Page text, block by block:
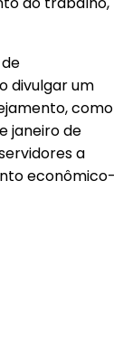
divulgar um
como
janeiro de
a
econômico-